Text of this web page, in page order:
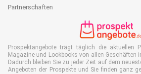
Partnerschaften
Prospektangebote trägt täglich die aktuellen
Magazine und Lookbooks von allen Geschäften
Dadurch bleiben Sie zu jeder Zeit auf dem
Angeboten der Prospekte und Sie finden ganz